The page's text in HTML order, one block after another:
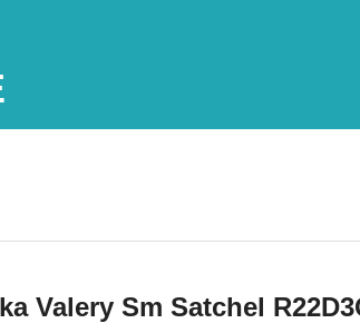
Valery Sm Satchel